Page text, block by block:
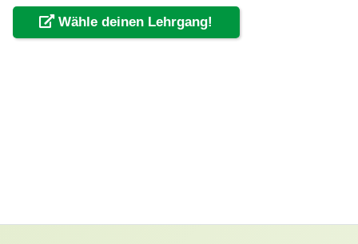
Wähle deinen Lehrgang!